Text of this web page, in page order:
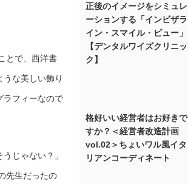
とで、西洋書
な美しい飾り
ラフィーなので
じゃない？」
先生だったの
正後のイメージをシミュレ
ーションする「インビザラ
イン・スマイル・ビュー」
【デンタルワイズクリニッ
ク】
格好いい経営者はお好きで
すか？＜経営者改造計画
vol.02＞ちょいワル風イタ
リアンコーディネート